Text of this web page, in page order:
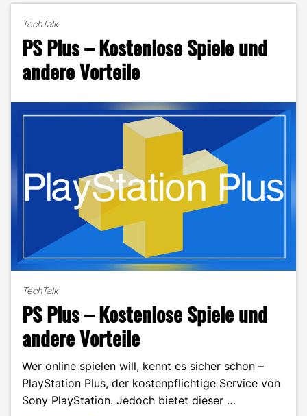
größtes
Gaming-
Zeltlager"
TechTalk
PS Plus – Kostenlose Spiele und
andere Vorteile
TechTalk
PS Plus – Kostenlose Spiele und
andere Vorteile
Wer online spielen will, kennt es sicher schon –
PlayStation Plus, der kostenpflichtige Service von
Sony PlayStation. Jedoch bietet dieser …